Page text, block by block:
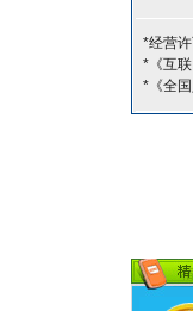
*经营
*《互
*《全